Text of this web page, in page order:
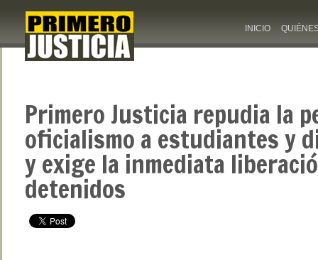
INICIO
Primero Justicia repudia la
oficialismo a estudiantes y
y exige la inmediata
detenidos